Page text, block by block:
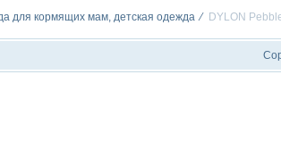
для кормящих мам, детская одежда DYLON